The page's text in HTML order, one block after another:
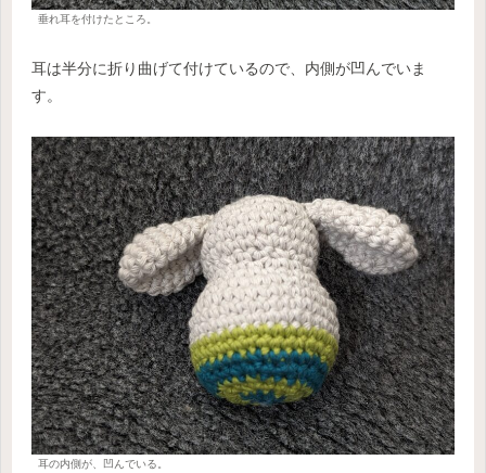
垂れ耳を付けたところ。
耳は半分に折り曲げて付けているので、内側が凹んでいま
す。
耳の内側が、凹んでいる。